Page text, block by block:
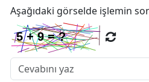
Aşağıdaki görselde işlemin